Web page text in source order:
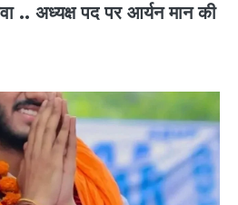
.. अध्यक्ष पद पर आर्यन मान की